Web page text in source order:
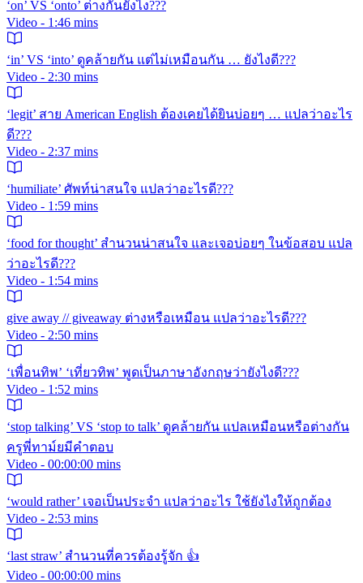
‘on’ VS ‘onto’ ต่างกันยังไง???
Video - 1:46 mins
‘in’ VS ‘into’ ดูคล้ายกัน แต่ไม่เหมือนกัน … ยังไงดี???
Video - 2:30 mins
‘legit’ สาย American English ต้องเคยได้ยินบ่อยๆ … แปลว่าอะไร
ดี???
Video - 2:37 mins
‘humiliate’ ศัพท์น่าสนใจ แปลว่าอะไรดี???
Video - 1:59 mins
‘food for thought’ สำนวนน่าสนใจ และเจอบ่อยๆ ในข้อสอบ แปล
ว่าอะไรดี???
Video - 1:54 mins
give away // giveaway ต่างหรือเหมือน แปลว่าอะไรดี???
Video - 2:50 mins
‘เพื่อนทิพ’ ‘เที่ยวทิพ’ พูดเป็นภาษาอังกฤษว่ายังไงดี???
Video - 1:52 mins
‘stop talking’ VS ‘stop to talk’ ดูคล้ายกัน แปลเหมือนหรือต่างกัน
ครูพี่ทาม์ยมีคำตอบ
Video - 00:00:00 mins
‘would rather’ เจอเป็นประจำ แปลว่าอะไร ใช้ยังไงให้ถูกต้อง
Video - 2:53 mins
‘last straw’ สำนวนที่ควรต้องรู้จัก 👍
Video - 00:00:00 mins